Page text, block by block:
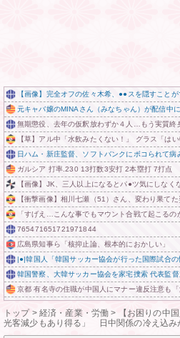
【画像】完全オフの佐々木希、●●スを隠すこと
元キャバ嬢のMINAさん（みなちゃん）が配信中
無期懲役、去年の仮釈放わずか４人…もう実質終
【草】アル中「水飲みたくない！」 グラス「はい
日ハム・新庄監督、ソフトバンクにボコられて病
ガルシア 打率.230 13打数3安打 2本塁打 7打点
【画像】JK、三人以上になるとパ●ツ気にしなく
【衝撃画像】相川七瀬（51）さん、変わり果て
「すげえ…こんな事でもマウント合戦て起こるの
765471651721971844
広島県知事ら「核抑止論、根本的におかしい」
|●|韓国人「韓国サッカー協会が行った国際試合
韓国警察、大韓サッカー協会を家宅捜索 代表監督
京都 有名寺の住職が中国人にマナー違反注意も
トップ> 経済・産業・労働 >
【お困りの中
光客減少もあり得る」 日中関係の冷え込み